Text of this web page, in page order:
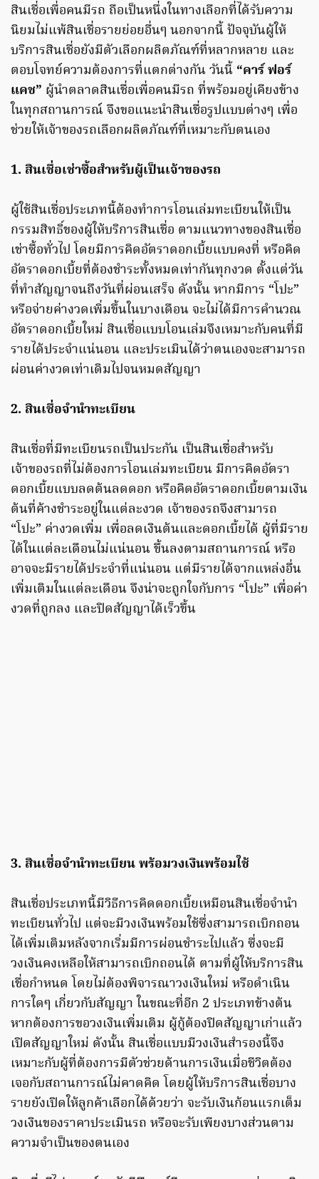
สินเชื่อเพื่อคนมีรถ ถือเป็นหนึ่งในทางเลือกที่ได้รับความ
นิยมไม่แพ้สินเชื่อรายย่อยอื่นๆ นอกจากนี้ ปัจจุบันผู้ให้
บริการสินเชื่อยังมีตัวเลือกผลิตภัณฑ์ที่หลากหลาย และ
ตอบโจทย์ความต้องการที่แตกต่างกัน วันนี้ “คาร์ ฟอร์
แคช” ผู้นำตลาดสินเชื่อเพื่อคนมีรถ ที่พร้อมอยู่เคียงข้าง
ในทุกสถานการณ์ จึงขอแนะนำสินเชื่อรูปแบบต่างๆ เพื่อ
ช่วยให้เจ้าของรถเลือกผลิตภัณฑ์ที่เหมาะกับตนเอง
1. สินเชื่อเช่าซื้อสำหรับผู้เป็นเจ้าของรถ
ผู้ใช้สินเชื่อประเภทนี้ต้องทำการโอนเล่มทะเบียนให้เป็น
กรรมสิทธิ์ของผู้ให้บริการสินเชื่อ ตามแนวทางของสินเชื่อ
เช่าซื้อทั่วไป โดยมีการคิดอัตราดอกเบี้ยแบบคงที่ หรือคิด
อัตราดอกเบี้ยที่ต้องชำระทั้งหมดเท่ากันทุกงวด ตั้งแต่วัน
ที่ทำสัญญาจนถึงวันที่ผ่อนเสร็จ ดังนั้น หากมีการ “โปะ”
หรือจ่ายค่างวดเพิ่มขึ้นในบางเดือน จะไม่ได้มีการคำนวณ
อัตราดอกเบี้ยใหม่ สินเชื่อแบบโอนเล่มจึงเหมาะกับคนที่มี
รายได้ประจำแน่นอน และประเมินได้ว่าตนเองจะสามารถ
ผ่อนค่างวดเท่าเดิมไปจนหมดสัญญา
2. สินเชื่อจำนำทะเบียน
สินเชื่อที่มีทะเบียนรถเป็นประกัน เป็นสินเชื่อสำหรับ
เจ้าของรถที่ไม่ต้องการโอนเล่มทะเบียน มีการคิดอัตรา
ดอกเบี้ยแบบลดต้นลดดอก หรือคิดอัตราดอกเบี้ยตามเงิน
ต้นที่ค้างชำระอยู่ในแต่ละงวด เจ้าของรถจึงสามารถ
“โปะ” ค่างวดเพิ่ม เพื่อลดเงินต้นและดอกเบี้ยได้ ผู้ที่มีราย
ได้ในแต่ละเดือนไม่แน่นอน ขึ้นลงตามสถานการณ์ หรือ
อาจจะมีรายได้ประจำที่แน่นอน แต่มีรายได้จากแหล่งอื่น
เพิ่มเติมในแต่ละเดือน จึงน่าจะถูกใจกับการ “โปะ” เพื่อค่า
งวดที่ถูกลง และปิดสัญญาได้เร็วขึ้น
3. สินเชื่อจำนำทะเบียน พร้อมวงเงินพร้อมใช้
สินเชื่อประเภทนี้มีวิธีการคิดดอกเบี้ยเหมือนสินเชื่อจำนำ
ทะเบียนทั่วไป แต่จะมีวงเงินพร้อมใช้ซึ่งสามารถเบิกถอน
ได้เพิ่มเติมหลังจากเริ่มมีการผ่อนชำระไปแล้ว ซึ่งจะมี
วงเงินคงเหลือให้สามารถเบิกถอนได้ ตามที่ผู้ให้บริการสิน
เชื่อกำหนด โดยไม่ต้องพิจารณาวงเงินใหม่ หรือดำเนิน
การใดๆ เกี่ยวกับสัญญา ในขณะที่อีก 2 ประเภทข้างต้น
หากต้องการขอวงเงินเพิ่มเติม ผู้กู้ต้องปิดสัญญาเก่าแล้ว
เปิดสัญญาใหม่ ดังนั้น สินเชื่อแบบมีวงเงินสำรองนี้จึง
เหมาะกับผู้ที่ต้องการมีตัวช่วยด้านการเงินเมื่อชีวิตต้อง
เจอกับสถานการณ์ไม่คาดคิด โดยผู้ให้บริการสินเชื่อบาง
รายยังเปิดให้ลูกค้าเลือกได้ด้วยว่า จะรับเงินก้อนแรกเต็ม
วงเงินของราคาประเมินรถ หรือจะรับเพียงบางส่วนตาม
ความจำเป็นของตนเอง